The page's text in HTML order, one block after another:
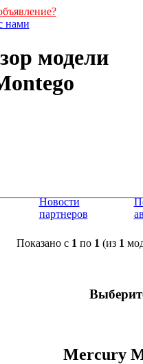
нами
модели
Новости
партнеров
Показано с 1 по 1 (из 1
Mercury